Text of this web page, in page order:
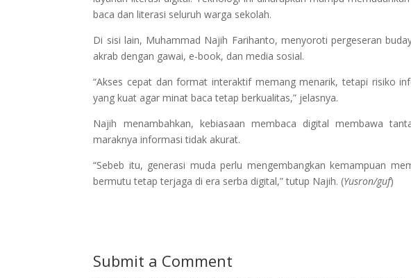
baca dan literasi seluruh warga sekolah.
Di sisi lain, Muhammad Najih Farihanto, menyoroti pergeseran
akrab dengan gawai, e-book, dan media sosial.
“Akses cepat dan format interaktif memang menarik, tetapi risiko
yang kuat agar minat baca tetap berkualitas,” jelasnya.
Najih menambahkan, kebiasaan membaca digital membawa
maraknya informasi tidak akurat.
“Sebeb itu, generasi muda perlu mengembangkan kemampuan
bermutu tetap terjaga di era serba digital,” tutup Najih. (Yusron/guf)
Submit a Comment